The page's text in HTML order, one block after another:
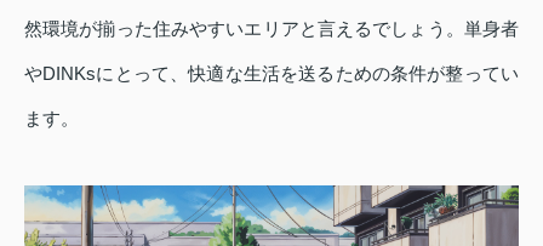
然環境が揃った住みやすいエリアと言えるでしょう。単身者
やDINKsにとって、快適な生活を送るための条件が整ってい
ます。